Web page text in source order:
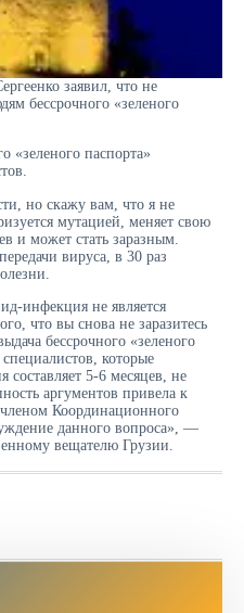
заявил, что не
бессрочного «зеленого
«зеленого паспорта»
но скажу вам, что я не
мутацией, меняет свою
и может стать заразным.
вируса, в 30 раз
инфекция не является
что вы снова не заразитесь
бессрочного «зеленого
которые
составляет 5-6 месяцев, не
аргументов привела к
Координационного
данного вопроса», —
вещателю Грузии.